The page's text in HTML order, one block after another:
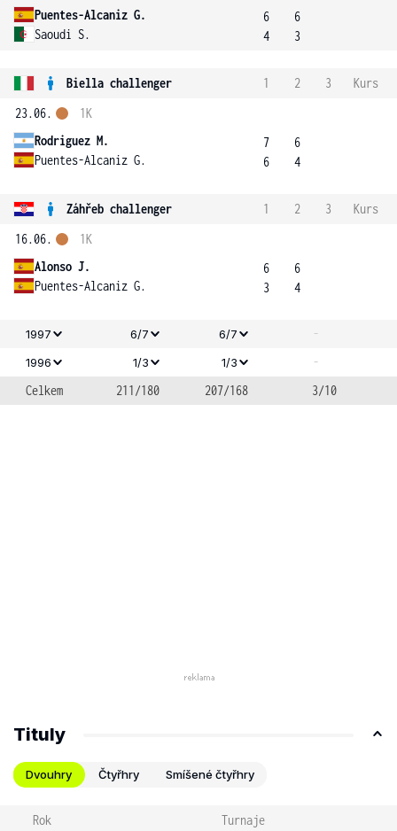
Puentes-Alcaniz G.
Saoudi S.
6
4
6
3
Biella challenger 1 2 3
Kurs
23.06.
Rodriguez M.
Puentes-Alcaniz G.
1K
7
6
6
4
Záhřeb challenger 1 2 3
Kurs
16.06.
Alonso J.
Puentes-Alcaniz G.
1K
6
3
6
4
1997 6/7 6/7 -
1996 1/3 1/3
-
Celkem
211/180 207/168 3/10
Tituly
Dvouhry Čtyřhry Smíšené čtyřhry
Rok Turnaje